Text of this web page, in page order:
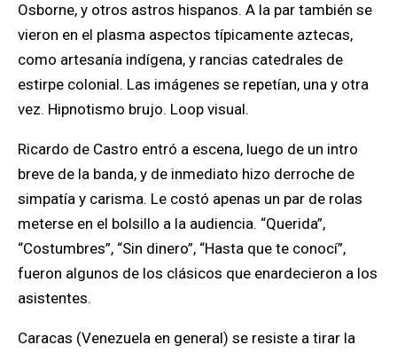
Osborne, y otros astros hispanos. A la par también se
vieron en el plasma aspectos típicamente aztecas,
como artesanía indígena, y rancias catedrales de
estirpe colonial. Las imágenes se repetían, una y otra
vez. Hipnotismo brujo. Loop visual.
Ricardo de Castro entró a escena, luego de un intro
breve de la banda, y de inmediato hizo derroche de
simpatía y carisma. Le costó apenas un par de rolas
meterse en el bolsillo a la audiencia. “Querida”,
“Costumbres”, “Sin dinero”, “Hasta que te conocí”,
fueron algunos de los clásicos que enardecieron a los
asistentes.
Caracas (Venezuela en general) se resiste a tirar la